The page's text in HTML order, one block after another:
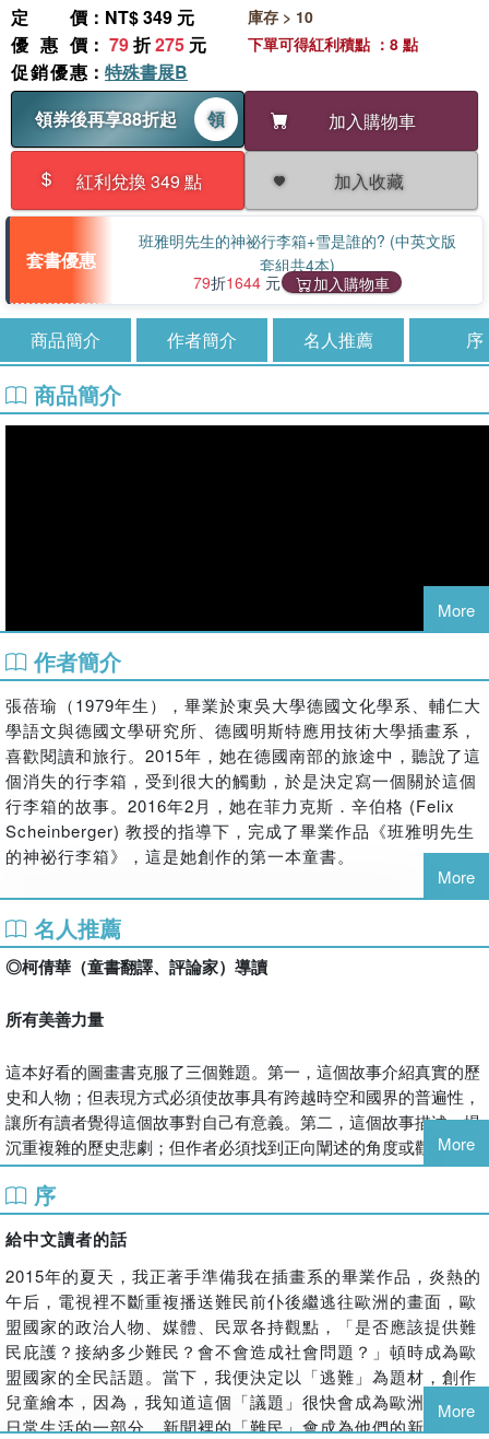
定價 ：NT$ 349 元
優惠價 ： 79折275 元
促銷優惠 ： 特殊書展B
領券後再享88折起
領 加入購物車
紅利兌換 349 點 加入收藏
庫存 > 10
下單可得紅利積點 ：8 點
套書優惠
班雅明先生的神祕行李箱+雪是誰的? (中英文版
套組共4本)
79折1644 元 加入購物車
商品簡介 作者簡介 名人推薦 序
商品簡介
★入選「文化部第40次中小學生優良課外讀物推介」
★ 2017《Openbook閱讀誌》年度最佳童書
★榮獲臺北市圖 「好書大家讀」2017年度最佳少年兒童讀物
★入選「2018台南兒童文學月優質本土兒童文學書籍」
★ 2017 美國3X3國際插畫大獎（繪本項目）銀牌
★2017 「法蘭克福書展書封設計獎」 青少年兒童類網路票選
第一名、決選入圍
★ 2017 布拉迪斯國際插畫雙年展入選
★ 2017 「德國最美麗的書」獎入選
★ 德國《法蘭克福匯報》專文介紹
★ 德國《南德意志報》專文介紹
★ 瑞士《新蘇黎世報》專文介紹
★ 美國《紐約時報》專文介紹
★ 德國權威兒童文學雜誌《驢耳朵》每月封面人物
★ 獲選奧地利維也納青少年文學研究所的【每月一書】
★ 獲選德國《焦點》雜誌和德國廣播電台每月精選【最佳七本
青少年書籍獎】
★4~8歲親子共讀，8歲以上自行閱讀
★★★繪本界的臺灣之光，中文版榮耀登場！★★★
讓繪本告訴你怎麼跟孩子聊歷史、講人性、談自由
來自臺灣的張蓓瑜，卻以德文完成首部童書繪本創作，以一只
神祕的行李箱，帶領孩子進入一段人類不可不知的歷史……
More
作者簡介
張蓓瑜（1979年生），畢業於東吳大學德國文化學系、輔仁大
學語文與德國文學研究所、德國明斯特應用技術大學插畫系，
喜歡閱讀和旅行。2015年，她在德國南部的旅途中，聽說了這
個消失的行李箱，受到很大的觸動，於是決定寫一個關於這個
行李箱的故事。2016年2月，她在菲力克斯．辛伯格 (Felix
Scheinberger) 教授的指導下，完成了畢業作品《班雅明先生
的神祕行李箱》，這是她創作的第一本童書。
More
名人推薦
◎柯倩華（童書翻譯、評論家）導讀
所有美善力量
這本好看的圖畫書克服了三個難題。第一，這個故事介紹真實的歷
史和人物；但表現方式必須使故事具有跨越時空和國界的普遍性，
讓所有讀者覺得這個故事對自己有意義。第二，這個故事描述一場
沉重複雜的歷史悲劇；但作者必須找到正向闡述的角度或觀點，引
導讀者去發現黑暗裡的光亮，使過去的悲劇對讀者的現在或未來，
有建設性的啟發。第三，圖畫書的形式講求精簡，必須化繁為簡，
讓兒童沒有閱讀理解的負擔，並享受文學和藝術的樂趣。
創作者完成這三項挑戰，使整本書看起來輕巧流暢，還充滿令人愉
悅的創意。書中的文字抽離繁複的史實資料，以乾淨淺顯的語言掌
握主旨精神與核心價值。圖像運用象徵與比喻的手法，發揮講故事
的能力。明暗得宜的色彩既傳遞出緊張的情緒，也營造整體活潑正
向的氛圍。獨特的拼貼剪紙與繪畫創造出迷人的藝術風格，吸引目
光也激發想像與思考。
More
序
給中文讀者的話
2015年的夏天，我正著手準備我在插畫系的畢業作品，炎熱的
午后，電視裡不斷重複播送難民前仆後繼逃往歐洲的畫面，歐
盟國家的政治人物、媒體、民眾各持觀點，「是否應該提供難
民庇護？接納多少難民？會不會造成社會問題？」頓時成為歐
盟國家的全民話題。當下，我便決定以「逃難」為題材，創作
兒童繪本，因為，我知道這個「議題」很快會成為歐洲小朋友
日常生活的一部分，新聞裡的「難民」會成為他們的新同學、
More